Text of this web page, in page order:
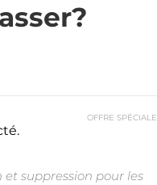
OFFRE SPÉCIALE
suppression pour les